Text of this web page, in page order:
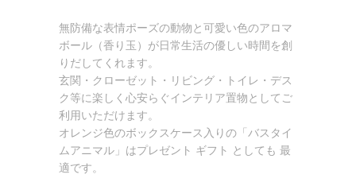
無防備な表情ポーズの動物と可愛い色のアロマ
ボール（香り玉）が日常生活の優しい時間を創
りだしてくれます。
玄関・クローゼット・リビング・トイレ・デス
ク等に楽しく心安らぐインテリア置物としてご
利用いただけます。
オレンジ色のボックスケース入りの「バスタイ
ムアニマル」はプレゼント ギフト としても 最
適です。